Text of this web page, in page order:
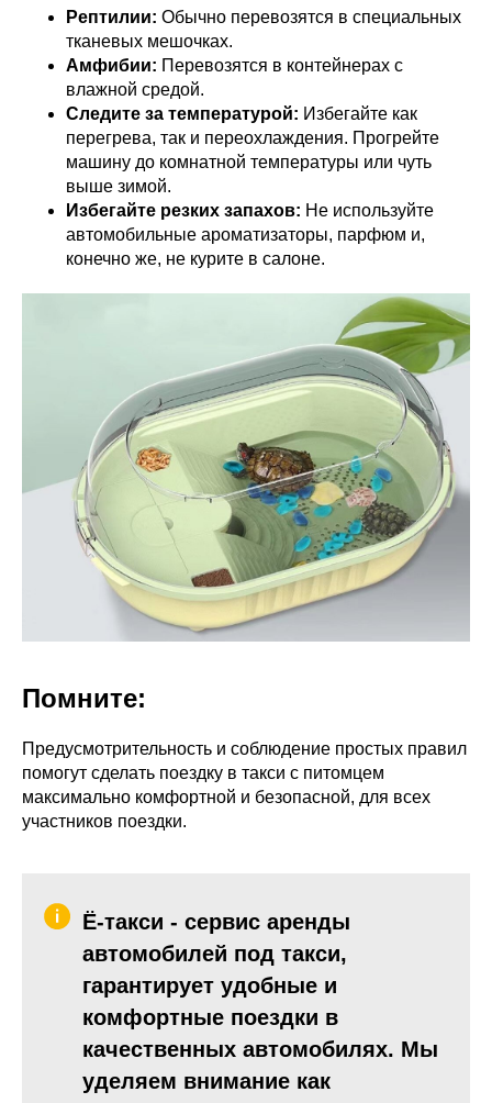
Рептилии: Обычно перевозятся в специальных
тканевых мешочках.
Амфибии: Перевозятся в контейнерах с
влажной средой.
Следите за температурой: Избегайте как
перегрева, так и переохлаждения. Прогрейте
машину до комнатной температуры или чуть
выше зимой.
Избегайте резких запахов: Не используйте
автомобильные ароматизаторы, парфюм и,
конечно же, не курите в салоне.
Помните:
Предусмотрительность и соблюдение простых правил
помогут сделать поездку в такси с питомцем
максимально комфортной и безопасной, для всех
участников поездки.
Ё-такси - сервис аренды
автомобилей под такси,
гарантирует удобные и
комфортные поездки в
качественных автомобилях. Мы
уделяем внимание как